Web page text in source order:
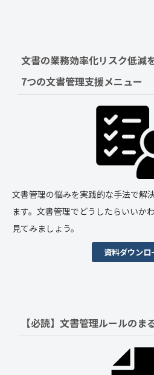
文書の業務効率化リスク低減
7つの文書管理支援メニュー
文書管理の悩みを実践的な手法で解
ます。文書管理でどうしたらいいか
見てみましょう。
資料ダウンロ
【必読】文書管理ルールのま